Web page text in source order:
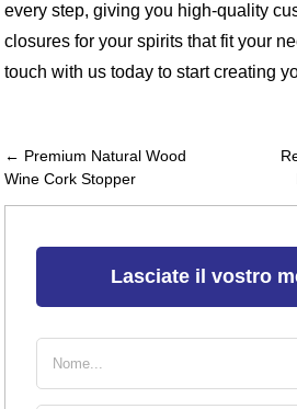
every step, giving you high-quality
closures for your spirits that fit your
touch with us today to start creating
← Premium Natural Wood
Wine Cork Stopper
Lasciate il vostro